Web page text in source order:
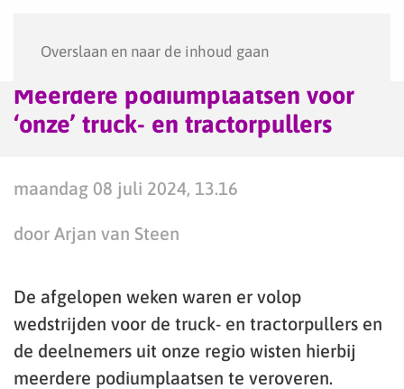
Overslaan en naar de inhoud gaan
Meerdere podiumplaatsen voor
‘onze’ truck- en tractorpullers
maandag 08 juli 2024, 13.16
door Arjan van Steen
De afgelopen weken waren er volop
wedstrijden voor de truck- en tractorpullers en
de deelnemers uit onze regio wisten hierbij
meerdere podiumplaatsen te veroveren.